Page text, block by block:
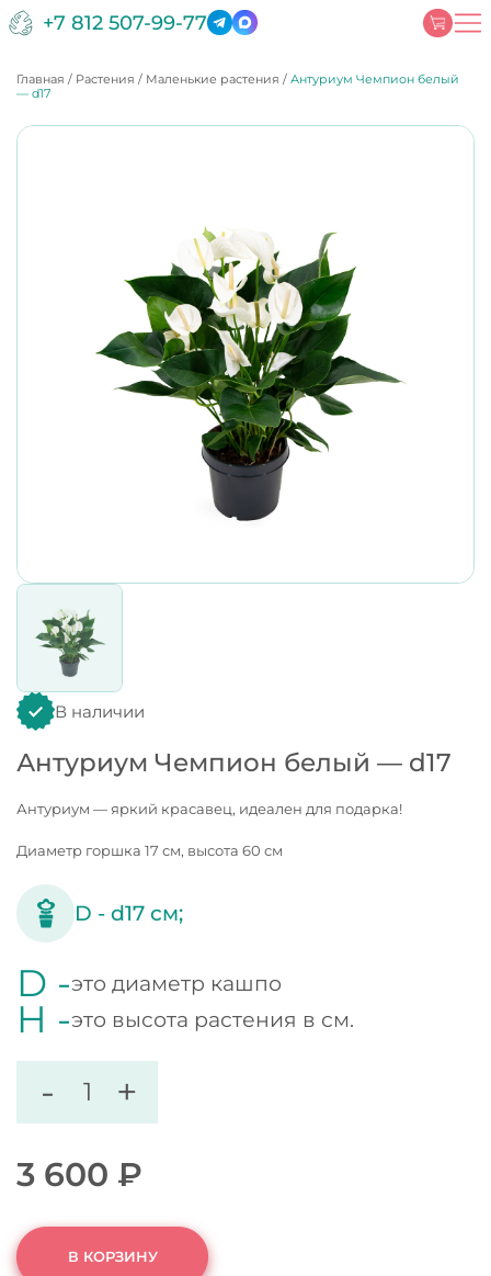
+7 812 507-99-77
Главная / Растения / Маленькие растения /Антуриум Чемпион белый
— d17
В наличии
Антуриум Чемпион белый — d17
Антуриум — яркий красавец, идеален для подарка!
Диаметр горшка 17 см, высота 60 см
D -d17 см;
D -это диаметр кашпо
H -это высота растения в см.
- +
3 600 ₽
В КОРЗИНУ